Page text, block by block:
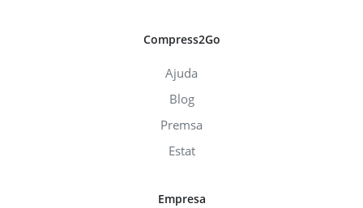
Compress2Go
Ajuda
Blog
Premsa
Estat
Empresa